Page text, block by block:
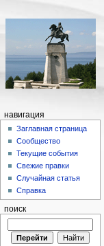
навигация
Заглавная страница
Сообщество
Текущие события
Свежие правки
Случайная статья
Справка
поиск